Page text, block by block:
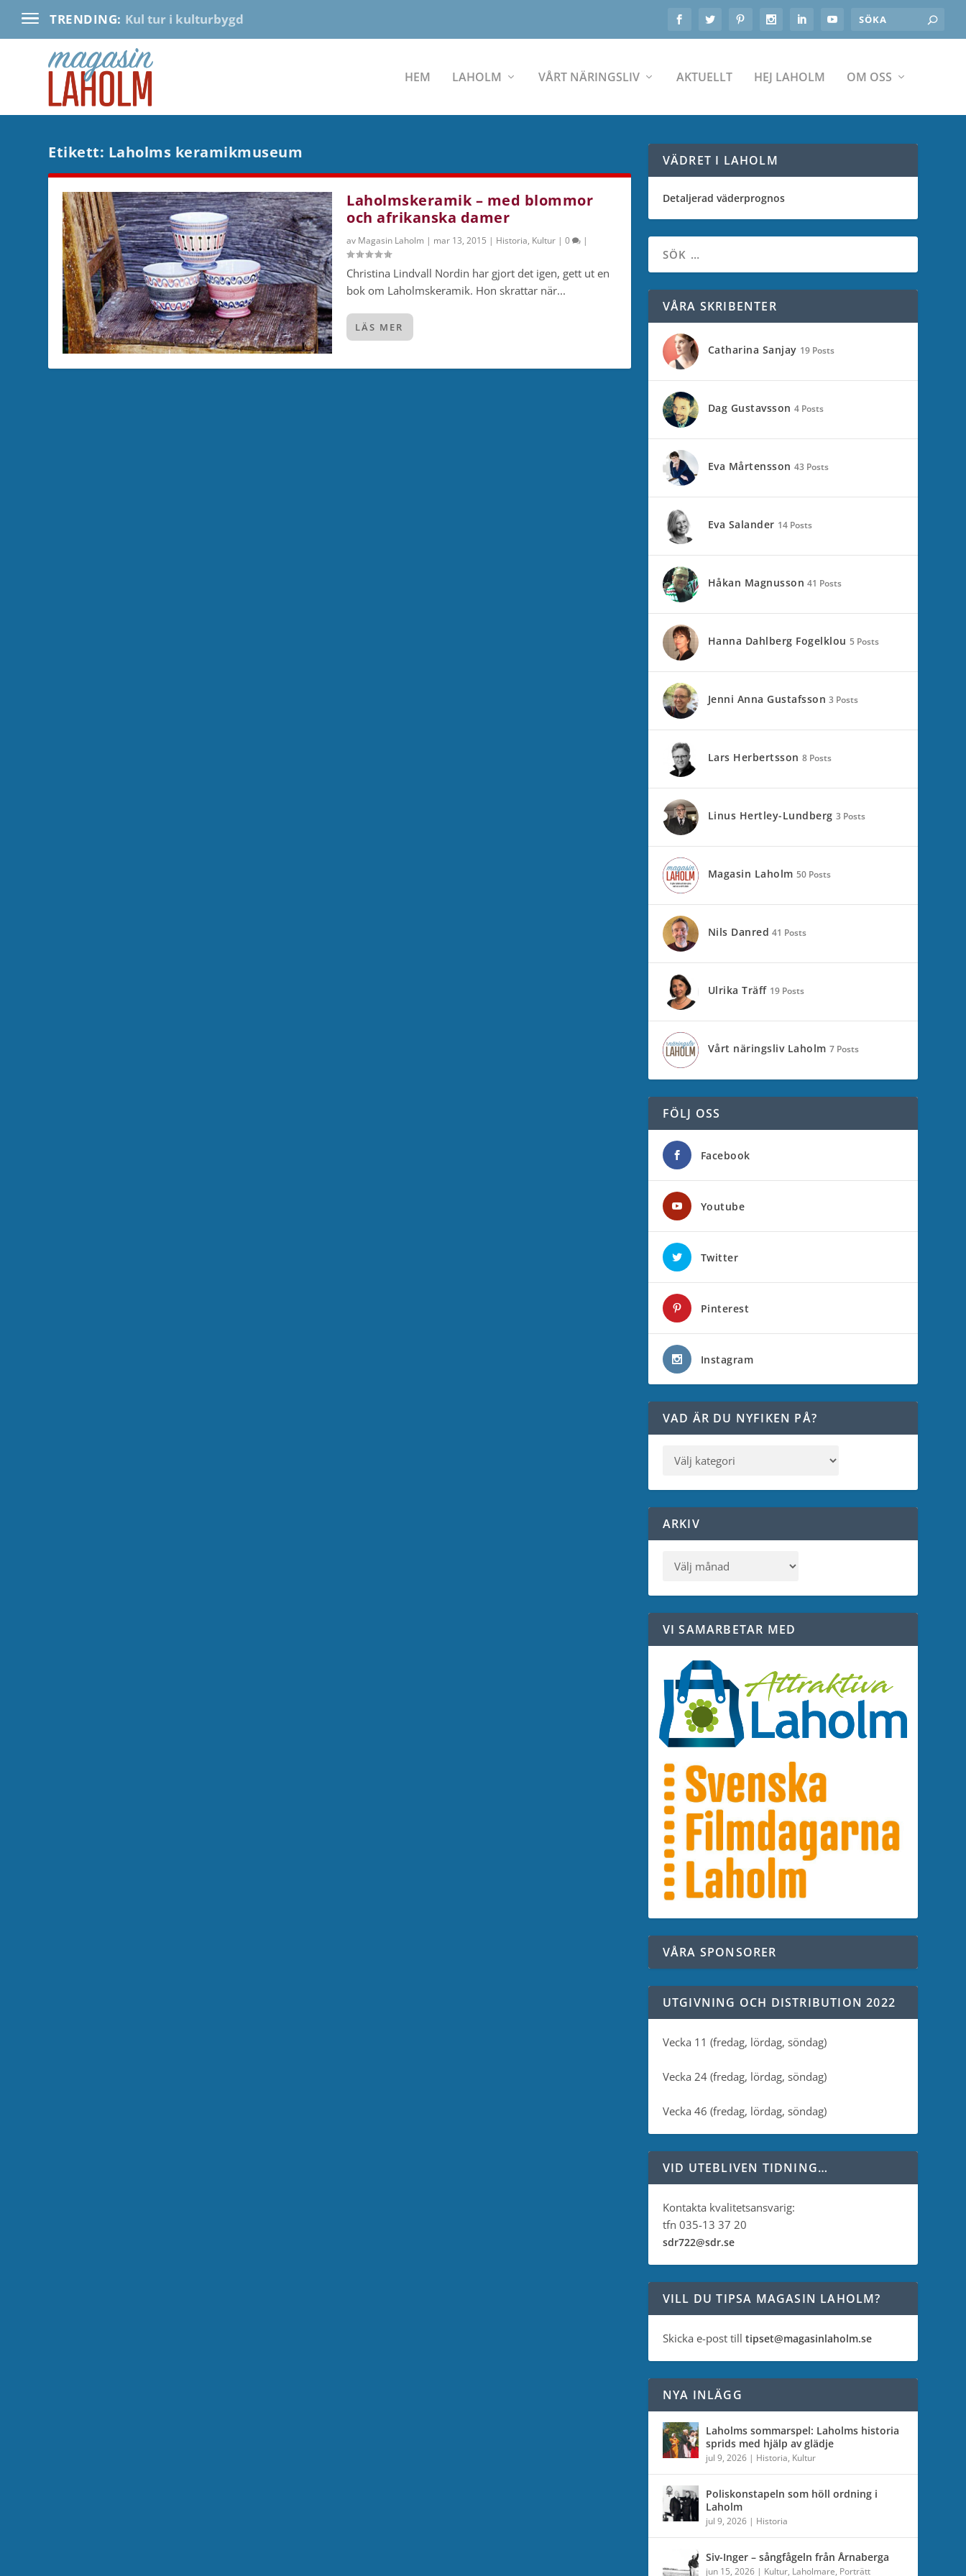
TRENDING: Kul tur i kulturbygd
HEM LAHOLM VÅRT NÄRINGSLIV AKTUELLT HEJ LAHOLM OM OSS
Etikett: Laholms keramikmuseum
Laholmskeramik – med blommor
och afrikanska damer
av Magasin Laholm | mar 13, 2015 | Historia, Kultur |0 |
Christina Lindvall Nordin har gjort det igen, gett ut en
bok om Laholmskeramik. Hon skrattar när...
LÄS MER
VÄDRET I LAHOLM
Detaljerad väderprognos
VÅRA SKRIBENTER
Catharina Sanjay 19 Posts
Dag Gustavsson 4 Posts
Eva Mårtensson 43 Posts
Eva Salander 14 Posts
Håkan Magnusson 41 Posts
Hanna Dahlberg Fogelklou 5 Posts
Jenni Anna Gustafsson 3 Posts
Lars Herbertsson 8 Posts
Linus Hertley-Lundberg 3 Posts
Magasin Laholm 50 Posts
Nils Danred 41 Posts
Ulrika Träff 19 Posts
Vårt näringsliv Laholm 7 Posts
FÖLJ OSS
Facebook
Youtube
Twitter
Pinterest
Instagram
VAD ÄR DU NYFIKEN PÅ?
ARKIV
VI SAMARBETAR MED
VÅRA SPONSORER
UTGIVNING OCH DISTRIBUTION 2022
Vecka 11 (fredag, lördag, söndag)
Vecka 24 (fredag, lördag, söndag)
Vecka 46 (fredag, lördag, söndag)
VID UTEBLIVEN TIDNING…
Kontakta kvalitetsansvarig:
tfn 035-13 37 20
sdr722@sdr.se
VILL DU TIPSA MAGASIN LAHOLM?
Skicka e-post till tipset@magasinlaholm.se
NYA INLÄGG
Laholms sommarspel: Laholms historia
sprids med hjälp av glädje
jul 9, 2026| Historia, Kultur
Poliskonstapeln som höll ordning i
Laholm
jul 9, 2026| Historia
Siv-Inger – sångfågeln från Årnaberga
jun 15, 2026| Kultur, Laholmare, Porträtt